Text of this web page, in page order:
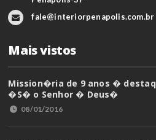
fale@interiorpenapolis.com.br
Mais vistos
Mission�ria de 9 anos �
�S� o Senhor � Deus�
08/01/2016